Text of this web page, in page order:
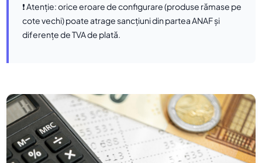
❗ Atenție: orice eroare de configurare (produse rămase pe
cote vechi) poate atrage sancțiuni din partea ANAF și
diferențe de TVA de plată.